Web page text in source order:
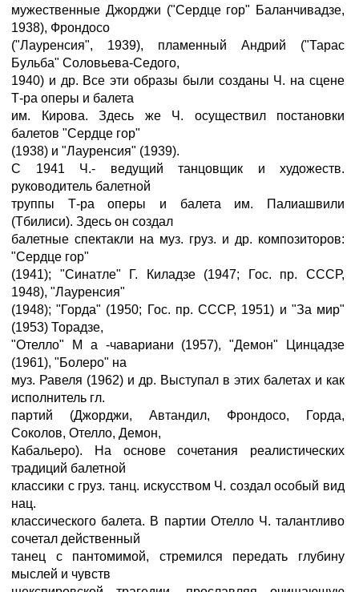
мужественные Джорджи ("Сердце гор" Баланчивадзе,
1938), Фрондосо
("Лауренсия", 1939), пламенный Андрий ("Тарас
Бульба" Соловьева-Седого,
1940) и др. Все эти образы были созданы Ч. на сцене
Т-ра оперы и балета
им. Кирова. Здесь же Ч. осуществил постановки
балетов "Сердце гор"
(1938) и "Лауренсия" (1939).
С 1941 Ч.- ведущий танцовщик и художеств.
руководитель балетной
труппы Т-ра оперы и балета им. Палиашвили
(Тбилиси). Здесь он создал
балетные спектакли на муз. груз. и др. композиторов:
"Сердце гор"
(1941); "Синатле" Г. Киладзе (1947; Гос. пр. СССР,
1948), "Лауренсия"
(1948); "Горда" (1950; Гос. пр. СССР, 1951) и "За мир"
(1953) Торадзе,
"Отелло" М а -чавариани (1957), "Демон" Цинцадзе
(1961), "Болеро" на
муз. Равеля (1962) и др. Выступал в этих балетах и как
исполнитель гл.
партий (Джорджи, Автандил, Фрондосо, Горда,
Соколов, Отелло, Демон,
Кабальеро). На основе сочетания реалистических
традиций балетной
классики с груз. танц. искусством Ч. создал особый вид
нац.
классического балета. В партии Отелло Ч. талантливо
сочетал действенный
танец с пантомимой, стремился передать глубину
мыслей и чувств